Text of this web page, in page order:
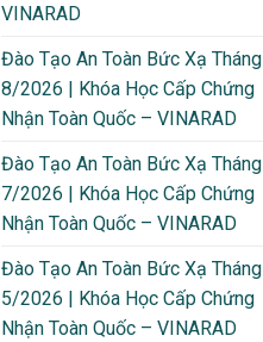
VINARAD
Đào Tạo An Toàn Bức Xạ Tháng
8/2026 | Khóa Học Cấp Chứng
Nhận Toàn Quốc – VINARAD
Đào Tạo An Toàn Bức Xạ Tháng
7/2026 | Khóa Học Cấp Chứng
Nhận Toàn Quốc – VINARAD
Đào Tạo An Toàn Bức Xạ Tháng
5/2026 | Khóa Học Cấp Chứng
Nhận Toàn Quốc – VINARAD